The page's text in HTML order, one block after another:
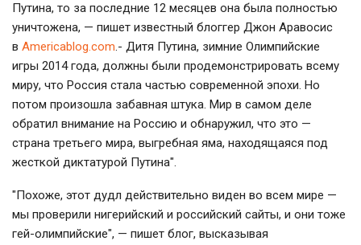
Путина, то за последние 12 месяцев она была полностью
уничтожена, — пишет известный блоггер Джон Аравосис
в Аmericablog.com.- Дитя Путина, зимние Олимпийские
игры 2014 года, должны были продемонстрировать всему
миру, что Россия стала частью современной эпохи. Но
потом произошла забавная штука. Мир в самом деле
обратил внимание на Россию и обнаружил, что это —
страна третьего мира, выгребная яма, находящаяся под
жесткой диктатурой Путина".
"Похоже, этот дудл действительно виден во всем мире —
мы проверили нигерийский и российский сайты, и они тоже
гей-олимпийские", — пишет блог, высказывая